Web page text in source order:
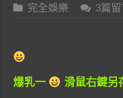
完全娛樂
3篇留
爆乳一 滑鼠右鍵另